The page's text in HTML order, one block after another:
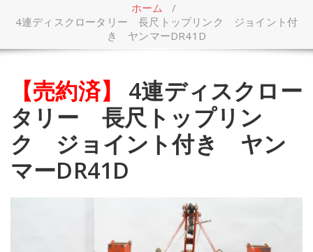
ホーム /
4連ディスクロータリー 長尺トップリンク ジョイント付
き ヤンマーDR41D
【売約済】
4連ディスクロー
タリー 長尺トップリン
ク ジョイント付き ヤン
マーDR41D